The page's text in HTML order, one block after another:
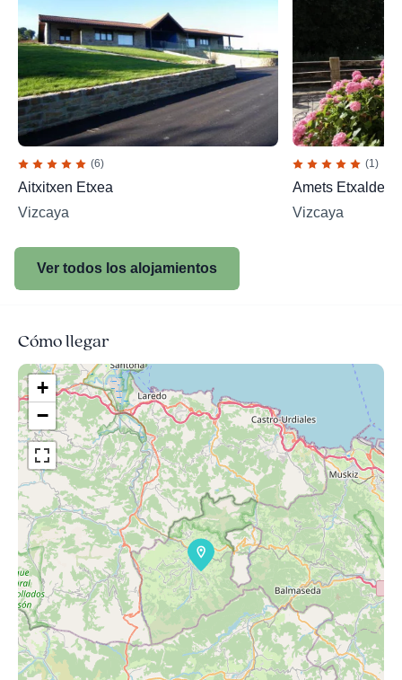
(6)
Aitxitxen Etxea
Vizcaya
(1)
Amets Etxalde
Vizcaya
Ver todos los alojamientos
Cómo llegar
+
−